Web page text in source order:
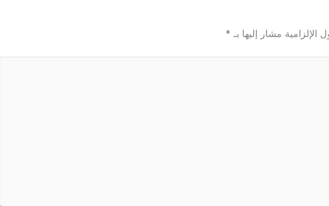
الإلزامية مشار إليها بـ *